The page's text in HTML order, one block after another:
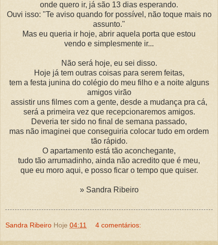
onde quero ir, já são 13 dias esperando.
Ouvi isso: "Te aviso quando for possível, não toque mais no
assunto."
Mas eu queria ir hoje, abrir aquela porta que estou
vendo e simplesmente ir...
Não será hoje, eu sei disso.
Hoje já tem outras coisas para serem feitas,
tem a festa junina do colégio do meu filho e a noite alguns
amigos virão
assistir uns filmes com a gente, desde a mudança pra cá,
será a primeira vez que recepcionaremos amigos.
Deveria ter sido no final de semana passado,
mas não imaginei que conseguiria colocar tudo em ordem
tão rápido.
O apartamento está tão aconchegante,
tudo tão arrumadinho, ainda não acredito que é meu,
que eu moro aqui, e posso ficar o tempo que quiser.
» Sandra Ribeiro
Sandra Ribeiro Hoje 04:11 4 comentários: